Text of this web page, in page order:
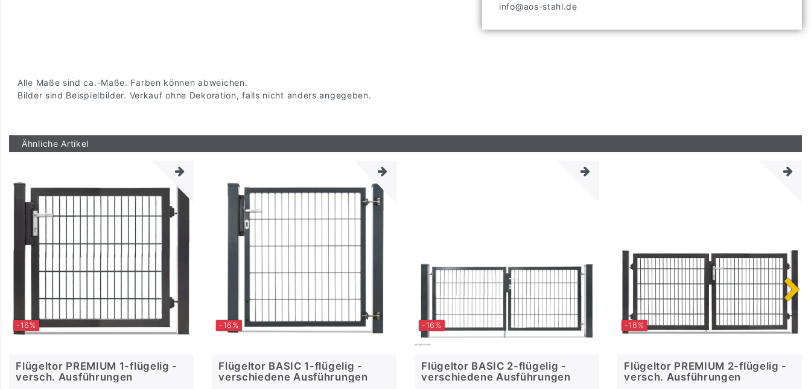
info@aos-stahl.de
Alle Maße sind ca.-Maße. Farben können abweichen.
Bilder sind Beispielbilder. Verkauf ohne Dekoration, falls nicht anders angegeben.
Ähnliche Artikel
-16%
Flügeltor PREMIUM 1-flügelig -
versch. Ausführungen
-16%
Flügeltor BASIC 1-flügelig -
verschiedene Ausführungen
-16%
Flügeltor BASIC 2-flügelig -
verschiedene Ausführungen
-16%
Flügeltor PREMIUM 2-flügelig -
versch. Ausführungen